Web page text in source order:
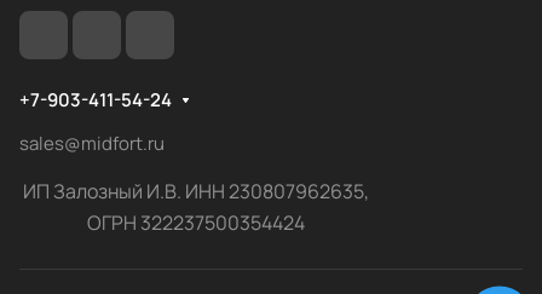
+7-903-411-54-24
sales@midfort.ru
ИП Залозный И.В. ИНН 230807962635,
ОГРН 322237500354424